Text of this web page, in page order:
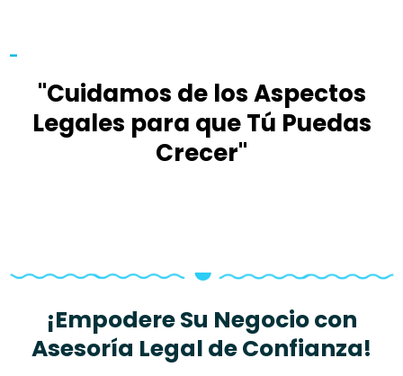
-
"Cuidamos de los Aspectos
Legales para que Tú Puedas
Crecer"
¡Empodere Su Negocio con
Asesoría Legal de Confianza!